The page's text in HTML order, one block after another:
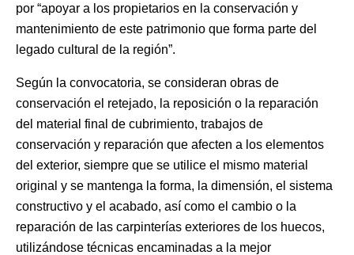
por “apoyar a los propietarios en la conservación y
mantenimiento de este patrimonio que forma parte del
legado cultural de la región”.
Según la convocatoria, se consideran obras de
conservación el retejado, la reposición o la reparación
del material final de cubrimiento, trabajos de
conservación y reparación que afecten a los elementos
del exterior, siempre que se utilice el mismo material
original y se mantenga la forma, la dimensión, el sistema
constructivo y el acabado, así como el cambio o la
reparación de las carpinterías exteriores de los huecos,
utilizándose técnicas encaminadas a la mejor